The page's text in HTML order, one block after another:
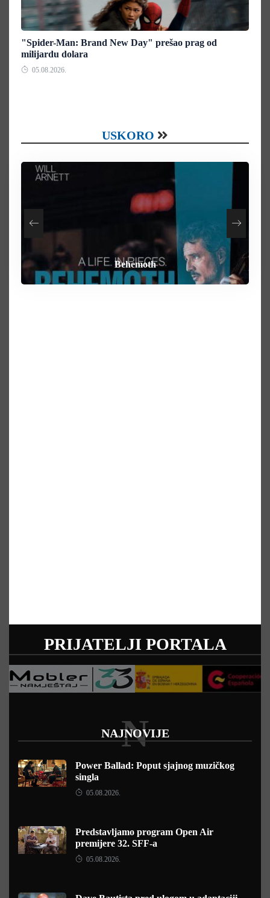
"Spider-Man: Brand New Day" prešao prag od
milijardu dolara
05.08.2026.
USKORO
Heart of the Beast
Behemoth
How To Rob A Bank
By Any Means
PRIJATELJI PORTALA
NAJNOVIJE
N
Power Ballad: Poput sjajnog muzičkog
singla
05.08.2026.
Predstavljamo program Open Air
premijere 32. SFF-a
05.08.2026.